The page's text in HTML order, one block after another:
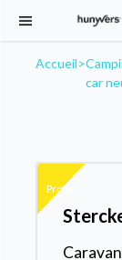
Accueil>
car
Promo